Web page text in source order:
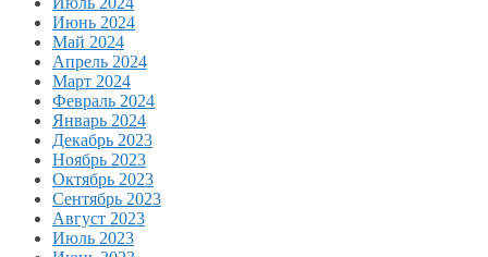
Июнь 2024
Май 2024
Апрель 2024
Март 2024
Февраль 2024
Январь 2024
Декабрь 2023
Ноябрь 2023
Октябрь 2023
Сентябрь 2023
Август 2023
Июль 2023